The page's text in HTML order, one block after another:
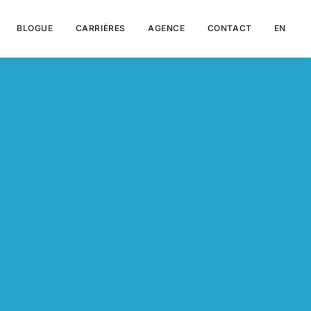
BLOGUE CARRIÈRES AGENCE CONTACT EN